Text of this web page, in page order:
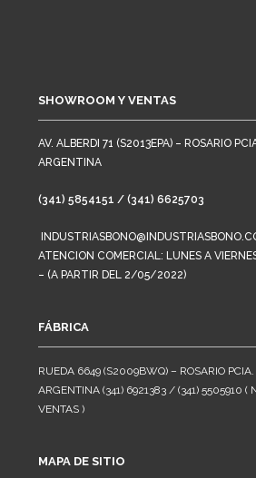
SHOWROOM Y VENTAS
AV. ALBERDI 71 (S2013EPA) – ROSARIO
ARGENTINA
(341) 5854151 / (341) 6625703
ATENCION COMERCIAL: LUNES A
– (A PARTIR DEL 2/05/2022)
FÁBRICA
RUEDA 6649 (S2009BWQ) – ROSARIO
ARGENTINA (341) 6921383 / (341) 5505910 (
VENTAS )
MAPA DE SITIO